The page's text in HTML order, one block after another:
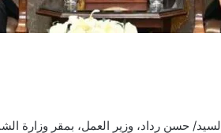
حسن رداد، وزير العمل، بمقر وزارة